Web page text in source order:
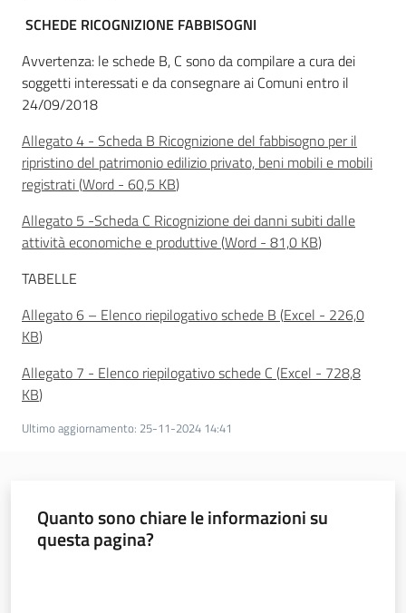
SCHEDE RICOGNIZIONE FABBISOGNI
Avvertenza: le schede B, C sono da compilare a cura dei
soggetti interessati e da consegnare ai Comuni entro il
24/09/2018
Allegato 4 - Scheda B Ricognizione del fabbisogno per il
ripristino del patrimonio edilizio privato, beni mobili e mobili
registrati(Word - 60,5 KB)
Allegato 5 -Scheda C Ricognizione dei danni subiti dalle
attività economiche e produttive(Word - 81,0 KB)
TABELLE
Allegato 6 – Elenco riepilogativo schede B (Excel - 226,0
KB)
Allegato 7 - Elenco riepilogativo schede C (Excel - 728,8
KB)
Ultimo aggiornamento: 25-11-2024 14:41
Quanto sono chiare le informazioni su
questa pagina?